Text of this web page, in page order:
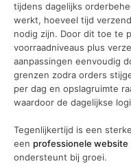
tijdens dagelijks
werkt, hoeveel tijd
nodig zijn. Door dit toe te
voorraadniveaus plus
aanpassingen eenvoudig
grenzen zodra orders
per dag en opslagruimte
waardoor de dagelijkse
Tegenlijkertijd is een
een professionele website
ondersteunt bij groei.